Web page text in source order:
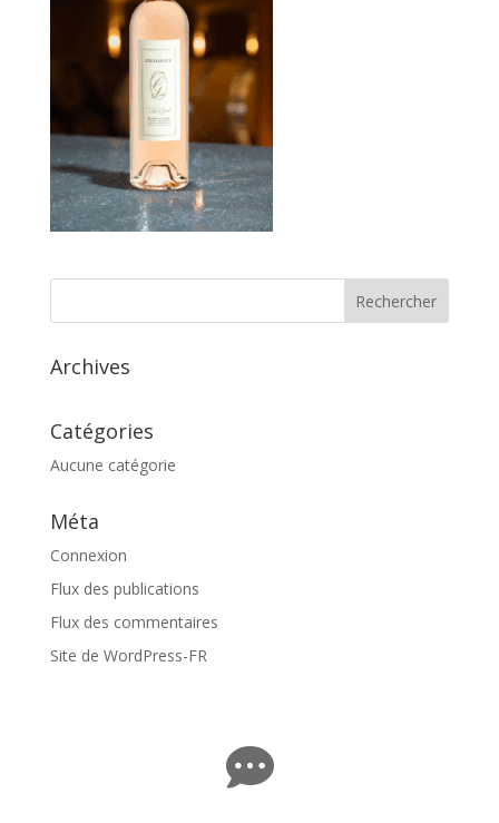
Archives
Catégories
Aucune catégorie
Méta
Connexion
Flux des publications
Flux des commentaires
Site de WordPress-FR
